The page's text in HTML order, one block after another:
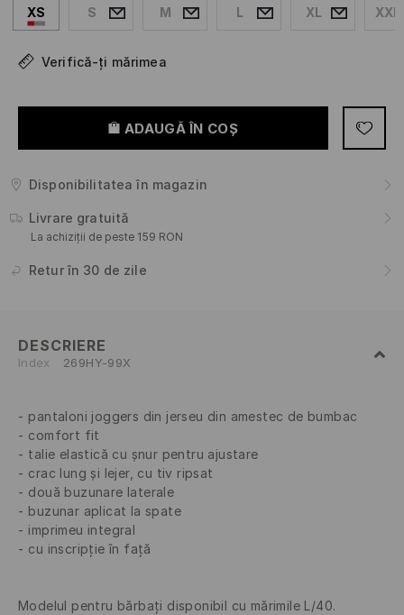
XS S M L XL XXL
Verifică-ți mărimea
ADAUGĂ ÎN COŞ
Disponibilitatea în magazin
Livrare gratuită
La achiziții de peste 159 RON
Retur în 30 de zile
DESCRIERE
Index 269HY-99X
pantaloni joggers din jerseu din amestec de bumbac
comfort fit
talie elastică cu șnur pentru ajustare
crac lung și lejer, cu tiv ripsat
două buzunare laterale
buzunar aplicat la spate
imprimeu integral
cu inscripție în față
Modelul pentru bărbați disponibil cu mărimile L/40.